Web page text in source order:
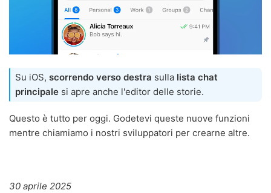
Su iOS, scorrendo verso destra sulla lista chat
principale si apre anche l'editor delle storie.
Questo è tutto per oggi. Godetevi queste nuove funzioni
mentre chiamiamo i nostri sviluppatori per crearne altre.
30 aprile 2025